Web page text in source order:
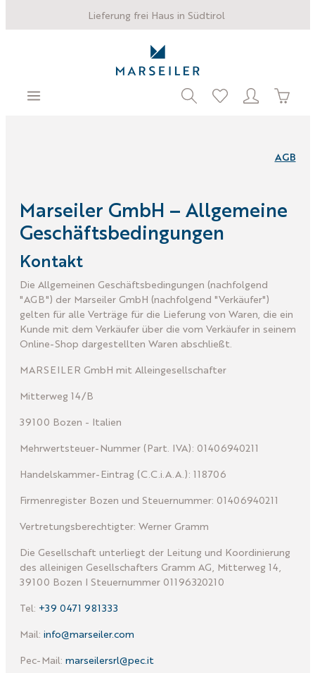
Lieferung frei Haus in Südtirol
AGB
Marseiler GmbH – Allgemeine
Geschäftsbedingungen
Kontakt
Die Allgemeinen Geschäftsbedingungen (nachfolgend
"AGB") der Marseiler GmbH (nachfolgend "Verkäufer")
gelten für alle Verträge für die Lieferung von Waren, die ein
Kunde mit dem Verkäufer über die vom Verkäufer in seinem
Online-Shop dargestellten Waren abschließt.
MARSEILER GmbH mit Alleingesellschafter
Mitterweg 14/B
39100 Bozen - Italien
Mehrwertsteuer-Nummer (Part. IVA): 01406940211
Handelskammer-Eintrag (C.C.i.A.A.): 118706
Firmenregister Bozen und Steuernummer: 01406940211
Vertretungsberechtigter: Werner Gramm
Die Gesellschaft unterliegt der Leitung und Koordinierung
des alleinigen Gesellschafters Gramm AG, Mitterweg 14,
39100 Bozen I Steuernummer 01196320210
Tel: +39 0471 981333
Mail: info@marseiler.com
Pec-Mail: marseilersrl@pec.it